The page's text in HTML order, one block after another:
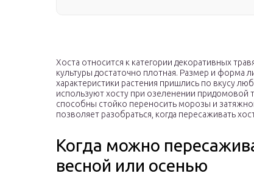
Хоста относится к категории декоративных
культуры достаточно плотная. Размер и форма
характеристики растения пришлись по вкусу
используют хосту при озеленении
способны стойко переносить морозы и
позволяет разобраться, когда пересаживать
Когда можно
весной или осенью